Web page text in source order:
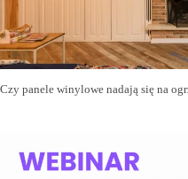
Czy panele winylowe nadają się na